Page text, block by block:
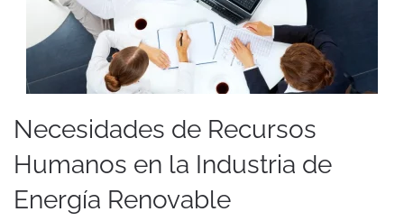
Necesidades de Recursos
Humanos en la Industria de
Energía Renovable